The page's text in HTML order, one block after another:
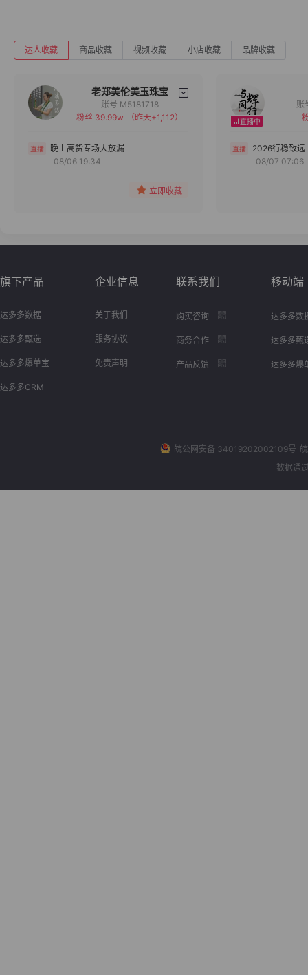
达人收藏 商品收藏 视频收藏 小店收藏 品牌收藏
老郑美伦美玉珠宝
备注
分组
账号 M5181718
粉丝 39.99w
（昨天+1,112）
晚上高货专场大放漏
08/06 19:34
立即收藏
2026行稳致远
08/07 07:06
旗下产品
达多多数据
达多多甄选
达多多爆单宝
达多多CRM
企业信息
关于我们
服务协议
免责声明
联系我们
购买咨询
商务合作
产品反馈
移动端
达多多数
达多多甄
达多多爆
皖公网安备 34019202002109号
数据通